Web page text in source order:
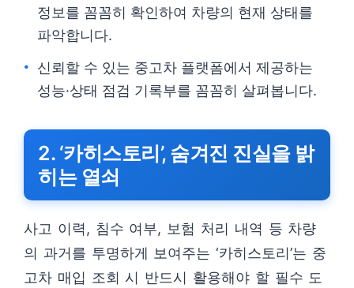
정보를 꼼꼼히 확인하여 차량의 현재 상태를
파악합니다.
신뢰할 수 있는 중고차 플랫폼에서 제공하는
성능·상태 점검 기록부를 꼼꼼히 살펴봅니다.
2. ‘카히스토리’, 숨겨진 진실을 밝
히는 열쇠
사고 이력, 침수 여부, 보험 처리 내역 등 차량
의 과거를 투명하게 보여주는 ‘카히스토리’는 중
고차 매입 조회 시 반드시 활용해야 할 필수 도